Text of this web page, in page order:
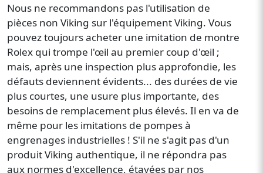
Nous ne recommandons pas l'utilisation de
pièces non Viking sur l'équipement Viking. Vous
pouvez toujours acheter une imitation de montre
Rolex qui trompe l'œil au premier coup d'œil ;
mais, après une inspection plus approfondie, les
défauts deviennent évidents... des durées de vie
plus courtes, une usure plus importante, des
besoins de remplacement plus élevés. Il en va de
même pour les imitations de pompes à
engrenages industrielles ! S'il ne s'agit pas d'un
produit Viking authentique, il ne répondra pas
aux normes d'excellence, étayées par nos